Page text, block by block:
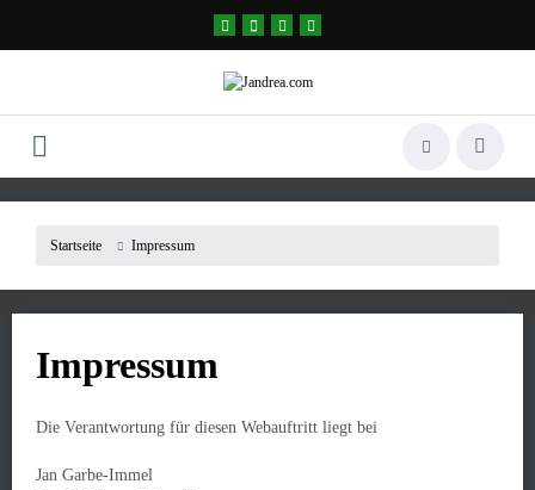
springen
Startseite Impressum
Impressum
Die Verantwortung für diesen Webauftritt liegt bei
Jan Garbe-Immel